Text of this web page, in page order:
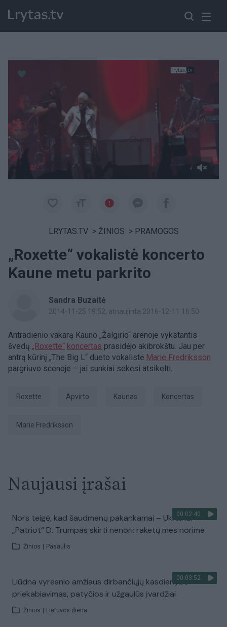
LRYTAS.TV > ŽINIOS > PRAMOGOS
„Roxette“ vokalistė koncerto
Kaune metu parkrito
Sandra Buzaitė
2014-11-25 19:52, atnaujinta 2016-12-11 16:50
Antradienio vakarą Kauno „Žalgirio“ arenoje vykstantis
švedų „Roxette“ koncertas prasidėjo akibrokštu. Jau per
antrą kūrinį „The Big L“ dueto vokalistė Marie Fredriksson
pargriuvo scenoje – jai sunkiai sekėsi atsikelti.
Roxette apvirto Kaunas Koncertas
Marie Fredriksson
Naujausi įrašai
00:02:40
Nors teigė, kad šaudmenų pakankamai – Ukrainai
„Patriot“ D. Trumpas skirti nenori: raketų mes norime
Žinios Pasaulis
00:03:52
Liūdna vyresnio amžiaus dirbančiųjų kasdienybė –
priekabiavimas, patyčios ir užgaulūs įvardžiai
Žinios Lietuvos diena